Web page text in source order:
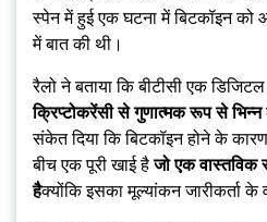
स्पेन में हुई एक घटना में बिटकॉइन को
में बात की थी।
रैलो ने बताया कि बीटीसी एक डिजिटल
क्रिप्टोकरेंसी से गुणात्मक रूप से भिन्न
संकेत दिया कि बिटकॉइन होने के
बीच एक पूरी खाई हैजो एक वास्तविक
हैक्योंकि इसका मूल्यांकन जारीकर्ता के